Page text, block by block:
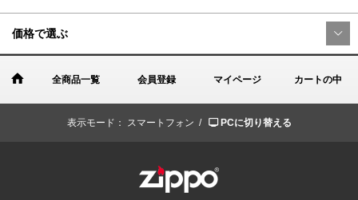
価格で選ぶ
全商品一覧 会員登録 マイページ カートの中
表示モード： スマートフォン / PCに切り替える